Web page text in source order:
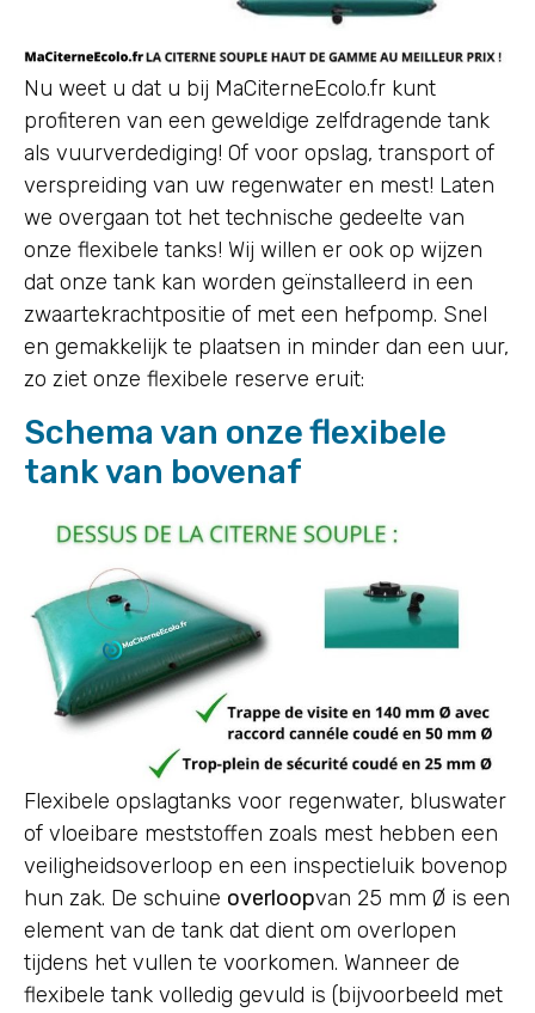
Nu weet u dat u bij MaCiterneEcolo.fr kunt
profiteren van een geweldige zelfdragende tank
als vuurverdediging! Of voor opslag, transport of
verspreiding van uw regenwater en mest! Laten
we overgaan tot het technische gedeelte van
onze flexibele tanks! Wij willen er ook op wijzen
dat onze tank kan worden geïnstalleerd in een
zwaartekrachtpositie of met een hefpomp. Snel
en gemakkelijk te plaatsen in minder dan een uur,
zo ziet onze flexibele reserve eruit:
Schema van onze flexibele
tank van bovenaf
Flexibele opslagtanks voor regenwater, bluswater
of vloeibare meststoffen zoals mest hebben een
veiligheidsoverloop en een inspectieluik bovenop
hun zak. De schuine overloopvan 25 mm Ø is een
element van de tank dat dient om overlopen
tijdens het vullen te voorkomen. Wanneer de
flexibele tank volledig gevuld is (bijvoorbeeld met